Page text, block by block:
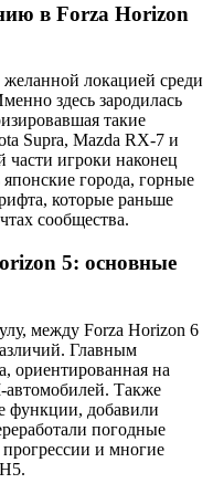
в Forza Horizon
локацией среди
здесь зародилась
такие
Supra, Mazda RX-7 и
игроки наконец
города, горные
которые раньше
сообщества.
5: основные
между Forza Horizon 6
Главным
ориентированная на
Также
функции, добавили
погодные
и многие